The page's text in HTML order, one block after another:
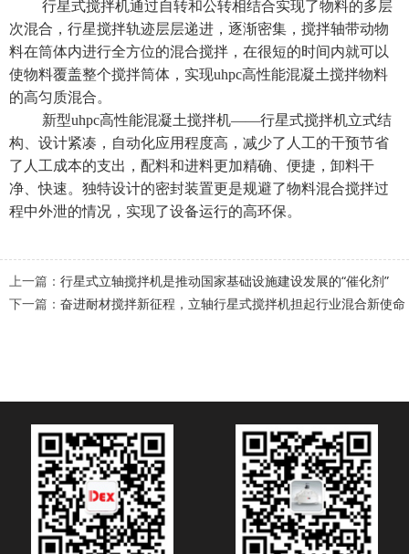
行星式搅拌机通过自转和公转相结合实现了物料的多层
次混合，行星搅拌轨迹层层递进，逐渐密集，搅拌轴带动物
料在筒体内进行全方位的混合搅拌，在很短的时间内就可以
使物料覆盖整个搅拌筒体，实现uhpc高性能混凝土搅拌物料
的高匀质混合。
新型uhpc高性能混凝土搅拌机——行星式搅拌机立式结
构、设计紧凑，自动化应用程度高，减少了人工的干预节省
了人工成本的支出，配料和进料更加精确、便捷，卸料干
净、快速。独特设计的密封装置更是规避了物料混合搅拌过
程中外泄的情况，实现了设备运行的高环保。
上一篇： 行星式立轴搅拌机是推动国家基础设施建设发展的“催化剂”
下一篇： 奋进耐材搅拌新征程，立轴行星式搅拌机担起行业混合新使命